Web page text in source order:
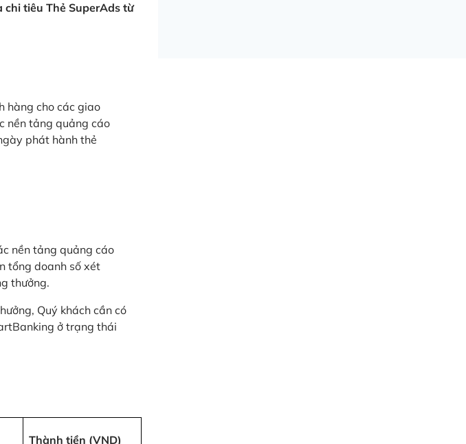
tiêu Thẻ SuperAds từ
hàng cho các giao
nền tảng quảng cáo
phát hành thẻ
nền tảng quảng cáo
tổng doanh số xét
thưởng.
Quý khách cần có
ở trạng thái
Thành tiền (VND)